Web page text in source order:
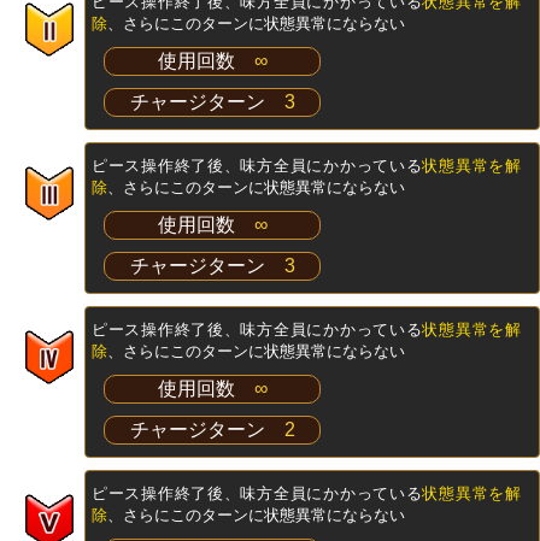
除、さらにこのターンに状態異常にならない
使用回数 ∞
チャージターン 3
ピース操作終了後、味方全員にかかっている状態異常を解
除、さらにこのターンに状態異常にならない
使用回数 ∞
チャージターン 3
ピース操作終了後、味方全員にかかっている状態異常を解
除、さらにこのターンに状態異常にならない
使用回数 ∞
チャージターン 2
ピース操作終了後、味方全員にかかっている状態異常を解
除、さらにこのターンに状態異常にならない